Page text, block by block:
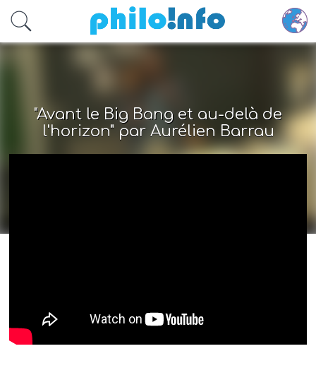
Accéder au contenu principal
"Avant le Big Bang et au-delà de
l'horizon" par Aurélien Barrau